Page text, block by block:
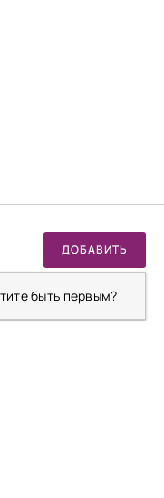
ДОБАВИТЬ
быть первым?